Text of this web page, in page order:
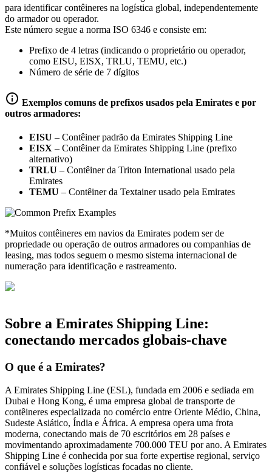
para identificar contêineres na logística global, independentemente
do armador ou operador.
Este número segue a norma ISO 6346 e consiste em:
Prefixo de 4 letras (indicando o proprietário ou operador,
como EISU, EISX, TRLU, TEMU, etc.)
Número de série de 7 dígitos
Exemplos comuns de prefixos usados pela Emirates e por
outros armadores:
EISU – Contêiner padrão da Emirates Shipping Line
EISX – Contêiner da Emirates Shipping Line (prefixo
alternativo)
TRLU – Contêiner da Triton International usado pela
Emirates
TEMU – Contêiner da Textainer usado pela Emirates
*Muitos contêineres em navios da Emirates podem ser de
propriedade ou operação de outros armadores ou companhias de
leasing, mas todos seguem o mesmo sistema internacional de
numeração para identificação e rastreamento.
Sobre a Emirates Shipping Line:
conectando mercados globais-chave
O que é a Emirates?
A Emirates Shipping Line (ESL), fundada em 2006 e sediada em
Dubai e Hong Kong, é uma empresa global de transporte de
contêineres especializada no comércio entre Oriente Médio, China,
Sudeste Asiático, Índia e África. A empresa opera uma frota
moderna, conectando mais de 70 escritórios em 28 países e
movimentando aproximadamente 700.000 TEU por ano. A Emirates
Shipping Line é conhecida por sua forte expertise regional, serviço
confiável e soluções logísticas focadas no cliente.